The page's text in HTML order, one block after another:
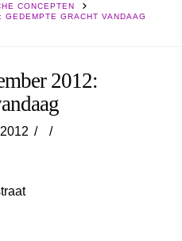
CONCEPTEN
GRACHT VANDAAG
2012: